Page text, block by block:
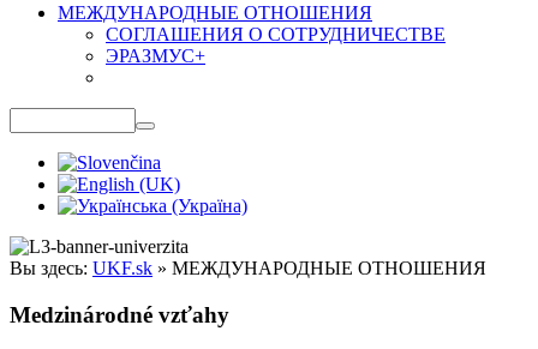
МЕЖДУНАРОДНЫЕ ОТНОШЕНИЯ
СОГЛАШЕНИЯ О СОТРУДНИЧЕСТВЕ
ЭРАЗМУС+
Вы здесь: UKF.sk » МЕЖДУНАРОДНЫЕ ОТНОШЕНИЯ
Medzinárodné vzťahy